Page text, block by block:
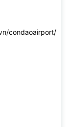
condaoairport/